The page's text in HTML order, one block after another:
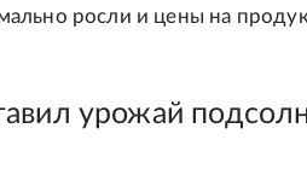
росли и цены на
урожай